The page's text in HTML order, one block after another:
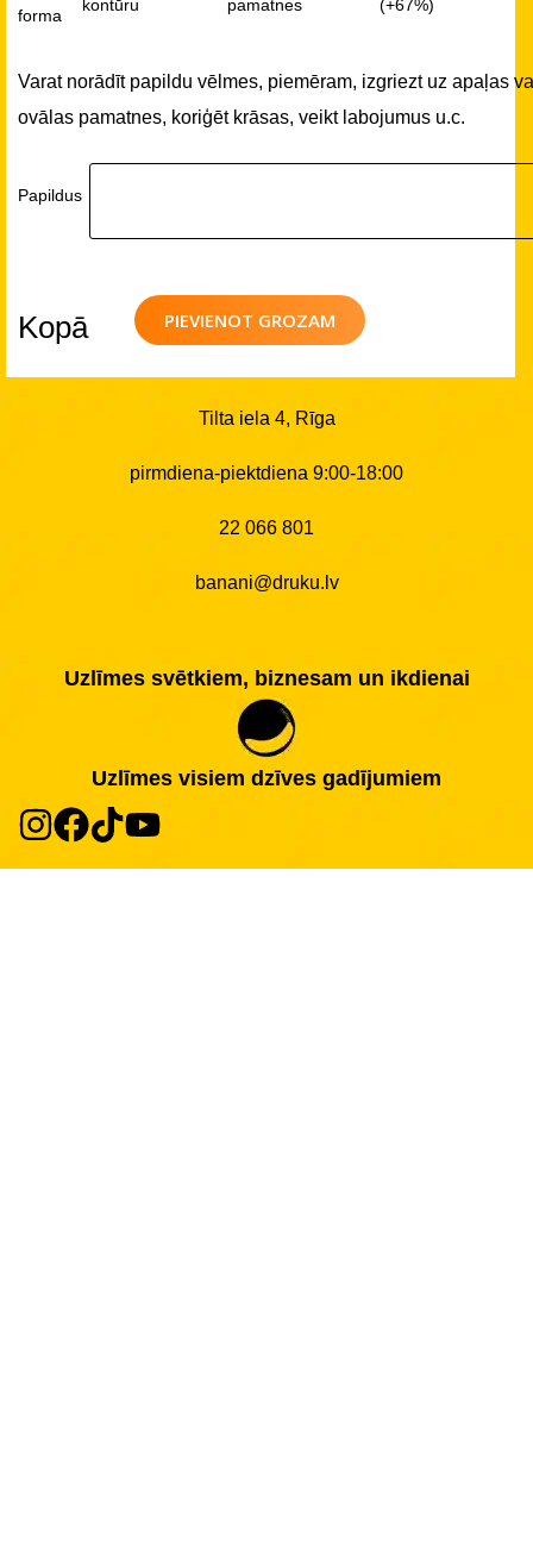
forma
kontūru pamatnes (+67%)
Varat norādīt papildu vēlmes, piemēram, izgriezt uz apaļas
ovālas pamatnes, koriģēt krāsas, veikt labojumus u.c.
Papildus
PIEVIENOT GROZAM
Kopā
Tilta iela 4, Rīga
pirmdiena-piektdiena 9:00-18:00
22 066 801
banani@druku.lv
Uzlīmes svētkiem, biznesam un ikdienai
Uzlīmes visiem dzīves gadījumiem